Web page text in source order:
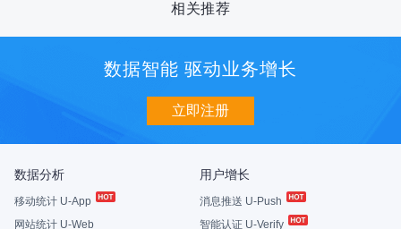
相关推荐
数据智能 驱动业务增长
立即注册
数据分析
移动统计 U-App
网站统计 U-Web
用户增长
消息推送 U-Push
智能认证 U-Verify